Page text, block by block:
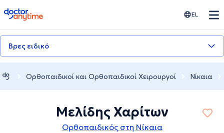
doctoranytime EL
Βρες ειδικό
Ορθοπαιδικοί και Ορθοπαιδικοί Χειρουργοί Νίκαια
Μελίδης Χαρίτων
Ορθοπαιδικός στη Νίκαια